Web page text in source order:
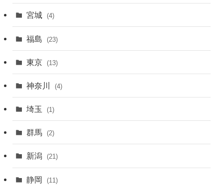
宮城 (4)
福島 (23)
東京 (13)
神奈川 (4)
埼玉 (1)
群馬 (2)
新潟 (21)
静岡 (11)